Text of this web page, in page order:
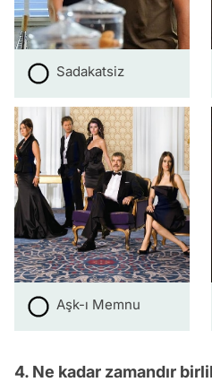
Sadakatsiz
Aşk-ı Memnu
4. Ne kadar zamandır